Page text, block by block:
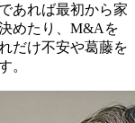
あれば最初から家
めたり、M&Aを
だけ不安や葛藤を
。